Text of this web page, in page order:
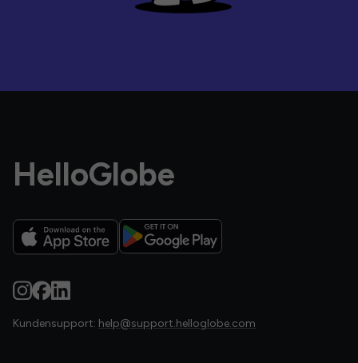
HelloGlobe
Kundensupport: help@support.helloglobe.com